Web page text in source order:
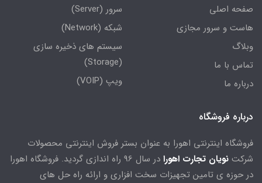
صفحه اصلی
هاست و سرور مجازی
وبلاگ
تماس با ما
درباره ما
سرور (Server)
شبکه (Network)
سیستم های ذخیره سازی
(Storage)
ویپ (VOIP)
درباره فروشگاه
فروشگاه اینترنتی اهورا به عنوان بستر فروش اینترنتی محصولات
شرکت نویان تجارت اهورا
در سال 96 راه اندازی گردید. فروشگاه اهورا
در حوزه ی تامین تجهیزات سخت افزاری و ارائه راه حل های